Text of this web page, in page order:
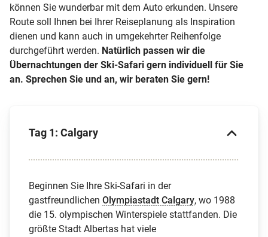
können Sie wunderbar mit dem Auto erkunden. Unsere
Route soll Ihnen bei Ihrer Reiseplanung als Inspiration
dienen und kann auch in umgekehrter Reihenfolge
durchgeführt werden. Natürlich passen wir die
Übernachtungen der Ski-Safari gern individuell für Sie
an. Sprechen Sie und an, wir beraten Sie gern!
Tag 1: Calgary
Beginnen Sie Ihre Ski-Safari in der
gastfreundlichen Olympiastadt Calgary, wo 1988
die 15. olympischen Winterspiele stattfanden. Die
größte Stadt Albertas hat viele